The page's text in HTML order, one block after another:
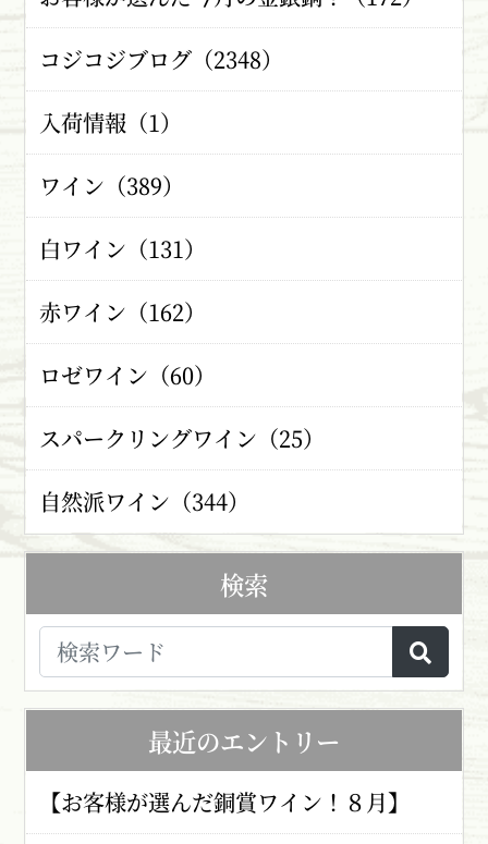
コジコジブログ（2348）
入荷情報（1）
ワイン（389）
白ワイン（131）
赤ワイン（162）
ロゼワイン（60）
スパークリングワイン（25）
自然派ワイン（344）
検索
最近のエントリー
【お客様が選んだ銅賞ワイン！８月】